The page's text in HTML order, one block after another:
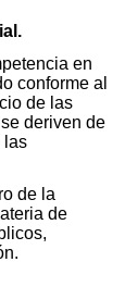
en
conforme al
de las
deriven de
las
de la
de